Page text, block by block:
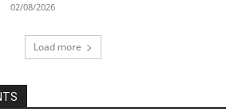
02/08/2026
Load more